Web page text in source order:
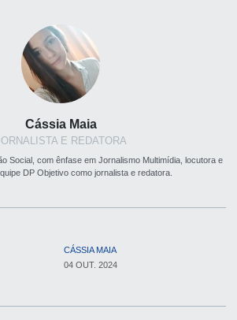
Cássia Maia
E REDATORA
Social, com ênfase em Jornalismo Multimídia, locutora e
DP Objetivo como jornalista e redatora.
CÁSSIA MAIA
04 OUT. 2024